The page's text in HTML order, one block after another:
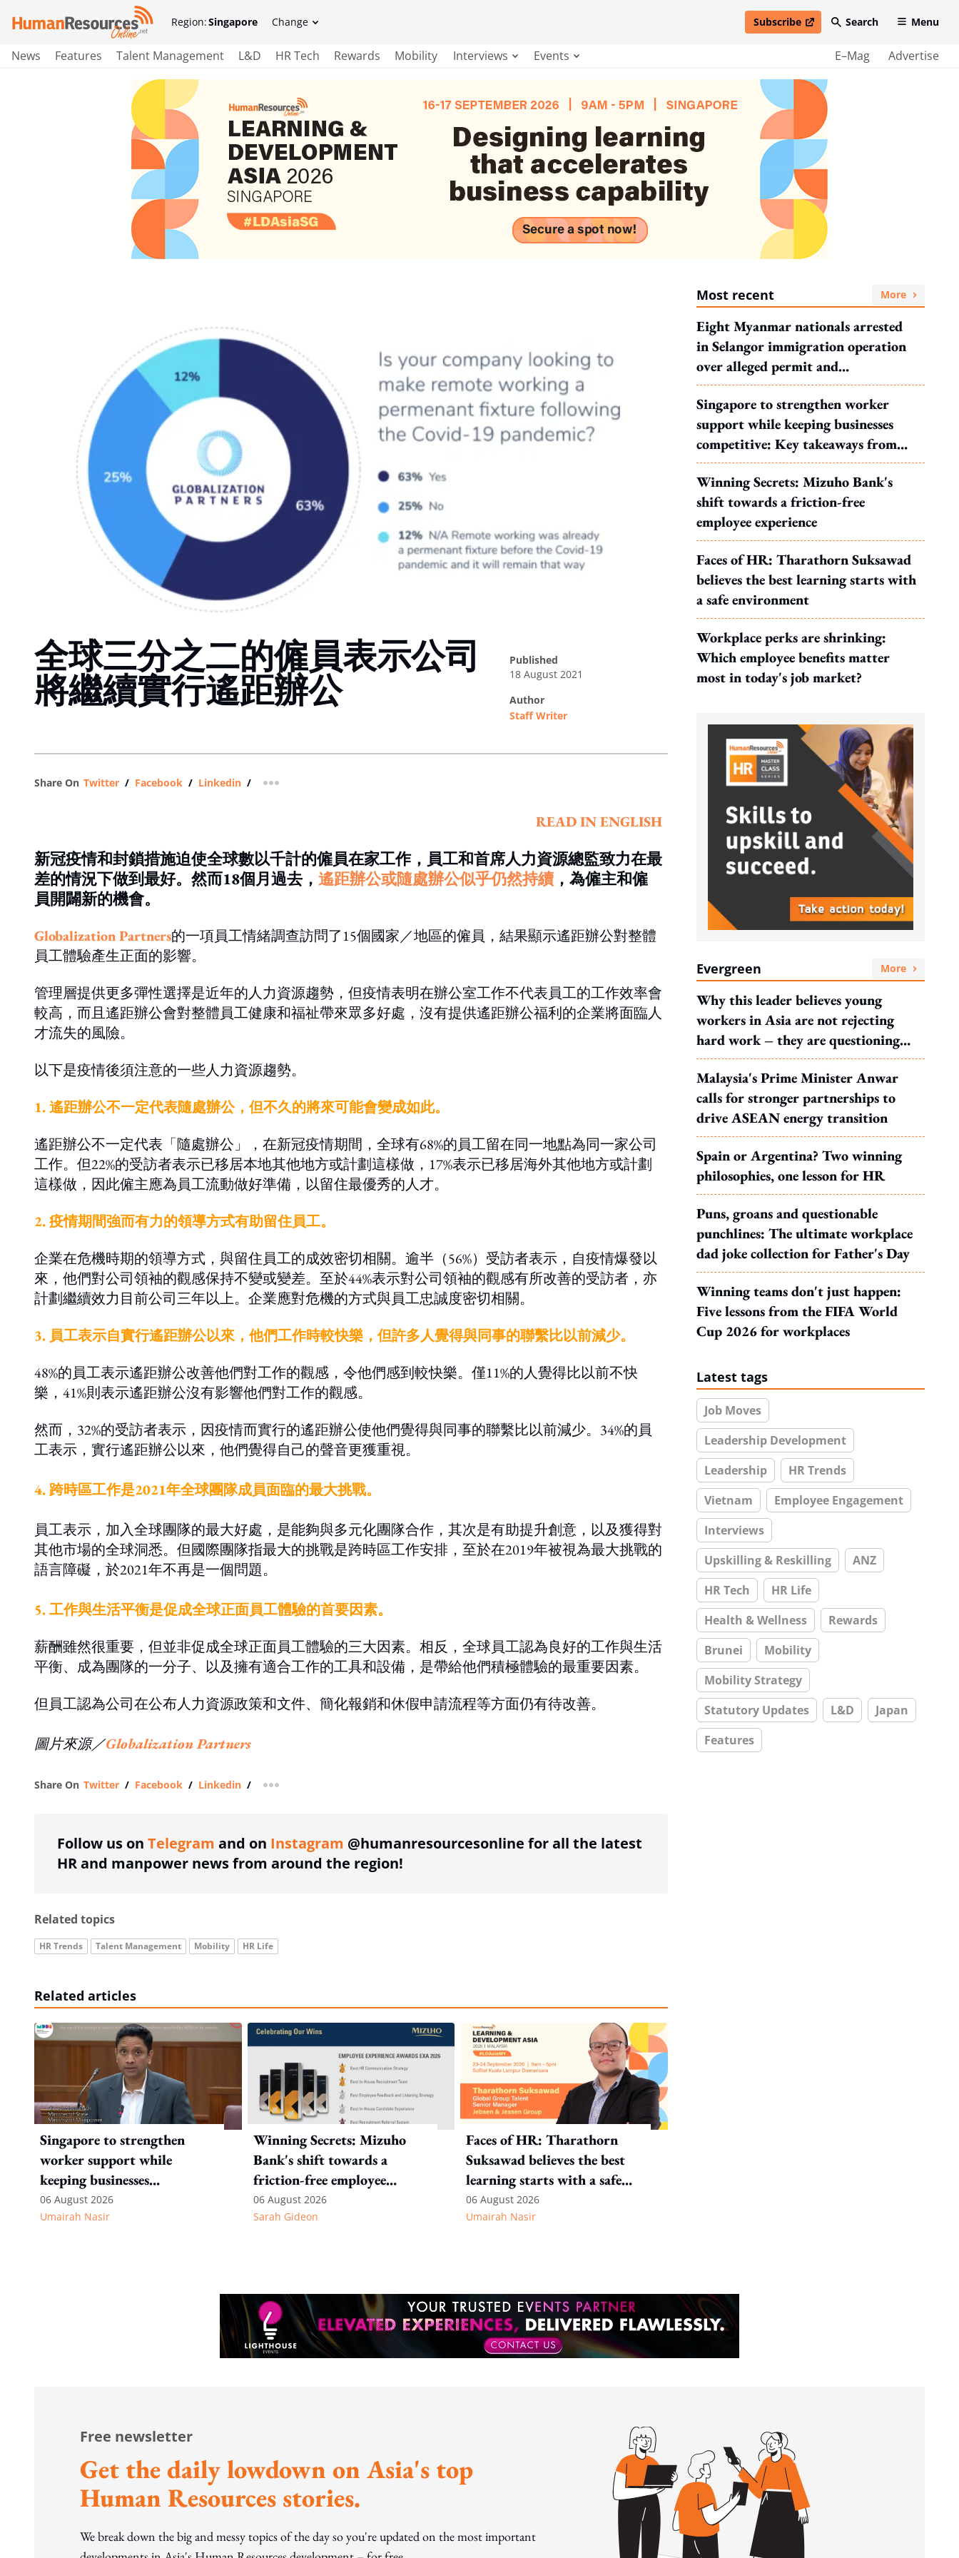
Region:Singapore Change Subscribe
open in new windowSearch Menu
News Features Talent Management L&D HR Tech Rewards Mobility Interviews Events E–Mag Advertise
全球三分之二的僱員表示公司
將繼續實行遙距辦公
published
18 August 2021
author
Staff Writer
Share On Twitter / Facebook / Linkedin / more sharing option
READ IN ENGLISH
新冠疫情和封鎖措施迫使全球數以千計的僱員在家工作，員工和首席人力資源總監致力在最
差的情況下做到最好。然而18個月過去， 遙距辦公或隨處辦公似乎仍然持續，為僱主和僱
員開闢新的機會。
Globalization Partners的一項員工情緒調查訪問了15個國家／地區的僱員，結果顯示遙距辦公對整體
員工體驗產生正面的影響。
管理層提供更多彈性選擇是近年的人力資源趨勢，但疫情表明在辦公室工作不代表員工的工作效率會
較高，而且遙距辦公會對整體員工健康和福祉帶來眾多好處，沒有提供遙距辦公福利的企業將面臨人
才流失的風險。
以下是疫情後須注意的一些人力資源趨勢。
1. 遙距辦公不一定代表隨處辦公，但不久的將來可能會變成如此。
遙距辦公不一定代表「隨處辦公」，在新冠疫情期間，全球有68%的員工留在同一地點為同一家公司
工作。但22%的受訪者表示已移居本地其他地方或計劃這樣做，17%表示已移居海外其他地方或計劃
這樣做，因此僱主應為員工流動做好準備，以留住最優秀的人才。
2. 疫情期間強而有力的領導方式有助留住員工。
企業在危機時期的領導方式，與留住員工的成效密切相關。逾半（56%）受訪者表示，自疫情爆發以
來，他們對公司領袖的觀感保持不變或變差。至於44%表示對公司領袖的觀感有所改善的受訪者，亦
計劃繼續效力目前公司三年以上。企業應對危機的方式與員工忠誠度密切相關。
3. 員工表示自實行遙距辦公以來，他們工作時較快樂，但許多人覺得與同事的聯繫比以前減少。
48%的員工表示遙距辦公改善他們對工作的觀感，令他們感到較快樂。僅11%的人覺得比以前不快
樂，41%則表示遙距辦公沒有影響他們對工作的觀感。
然而，32%的受訪者表示，因疫情而實行的遙距辦公使他們覺得與同事的聯繫比以前減少。34%的員
工表示，實行遙距辦公以來，他們覺得自己的聲音更獲重視。
4. 跨時區工作是2021年全球團隊成員面臨的最大挑戰。
員工表示，加入全球團隊的最大好處，是能夠與多元化團隊合作，其次是有助提升創意，以及獲得對
其他市場的全球洞悉。但國際團隊指最大的挑戰是跨時區工作安排，至於在2019年被視為最大挑戰的
語言障礙，於2021年不再是一個問題。
5. 工作與生活平衡是促成全球正面員工體驗的首要因素。
薪酬雖然很重要，但並非促成全球正面員工體驗的三大因素。相反，全球員工認為良好的工作與生活
平衡、成為團隊的一分子、以及擁有適合工作的工具和設備，是帶給他們積極體驗的最重要因素。
但員工認為公司在公布人力資源政策和文件、簡化報銷和休假申請流程等方面仍有待改善。
圖片來源／Globalization Partners
Share On Twitter / Facebook / Linkedin / more sharing option
Follow us on Telegram and on Instagram @humanresourcesonline for all the latest
HR and manpower news from around the region!
Related topics
HR Trends Talent Management Mobility HR Life
Related articles
Singapore to strengthen
worker support while
keeping businesses
competitive: Key takeaways
from MOS Dinesh's response
06 August 2026
Umairah Nasir
Winning Secrets: Mizuho
Bank's shift towards a
friction-free employee
experience
06 August 2026
Sarah Gideon
Faces of HR: Tharathorn
Suksawad believes the best
learning starts with a safe
environment
06 August 2026
Umairah Nasir
Most recent More
Eight Myanmar nationals arrested
in Selangor immigration operation
over alleged permit and
documentation offences
Singapore to strengthen worker
support while keeping businesses
competitive: Key takeaways from
MOS Dinesh's response to WP's
motion
Winning Secrets: Mizuho Bank's
shift towards a friction-free
employee experience
Faces of HR: Tharathorn Suksawad
believes the best learning starts with
a safe environment
Workplace perks are shrinking:
Which employee benefits matter
most in today's job market?
Evergreen More
Why this leader believes young
workers in Asia are not rejecting
hard work – they are questioning
what it leads to
Malaysia's Prime Minister Anwar
calls for stronger partnerships to
drive ASEAN energy transition
Spain or Argentina? Two winning
philosophies, one lesson for HR
Puns, groans and questionable
punchlines: The ultimate workplace
dad joke collection for Father's Day
Winning teams don't just happen:
Five lessons from the FIFA World
Cup 2026 for workplaces
Latest tags
Job Moves
Leadership Development
Leadership
HR Trends
Vietnam
Employee Engagement
Interviews
Upskilling & Reskilling
ANZ
HR Tech
HR Life
Health & Wellness
Rewards
Brunei
Mobility
Mobility Strategy
Statutory Updates
L&D
Japan
Features
Free newsletter
Get the daily lowdown on Asia's top
Human Resources stories.
We break down the big and messy topics of the day so you're updated on the most important